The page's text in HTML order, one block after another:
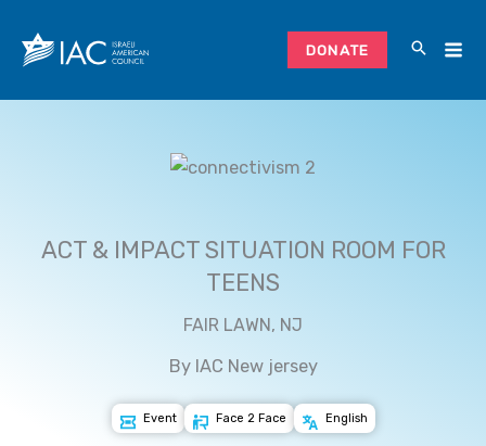
content
DONATE
ACT & IMPACT SITUATION ROOM FOR
TEENS
FAIR LAWN, NJ
By IAC New jersey
Event Face 2 Face English